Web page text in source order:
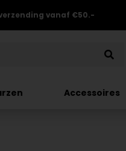
vanaf €50.-
Accessoires